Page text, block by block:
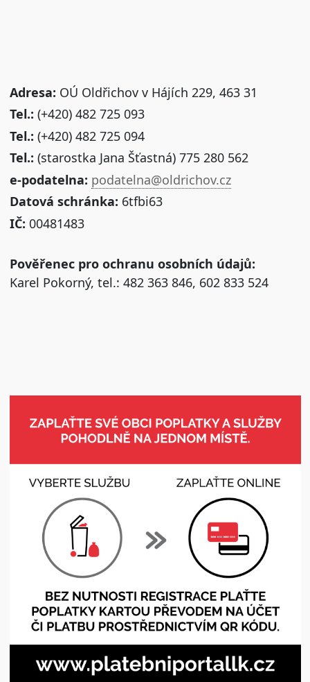
Adresa: OÚ Oldřichov v Hájích 229, 463 31
Tel.: (+420) 482 725 093
Tel.: (+420) 482 725 094
Tel.: (starostka Jana Šťastná) 775 280 562
e-podatelna: podatelna@oldrichov.cz
Datová schránka: 6tfbi63
IČ: 00481483
Pověřenec pro ochranu osobních údajů:
Karel Pokorný, tel.: 482 363 846, 602 833 524